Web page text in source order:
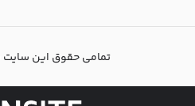
تمامی حقوق این